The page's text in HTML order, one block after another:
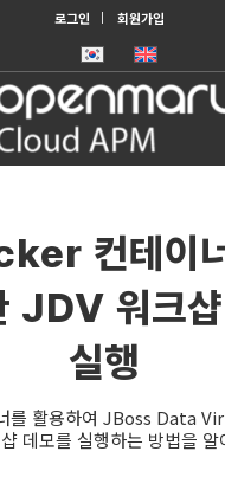
로그인 회원가입
컨테이
JDV 워크
실행
를 활용하여 JBoss Data
데모를 실행하는 방법을 알